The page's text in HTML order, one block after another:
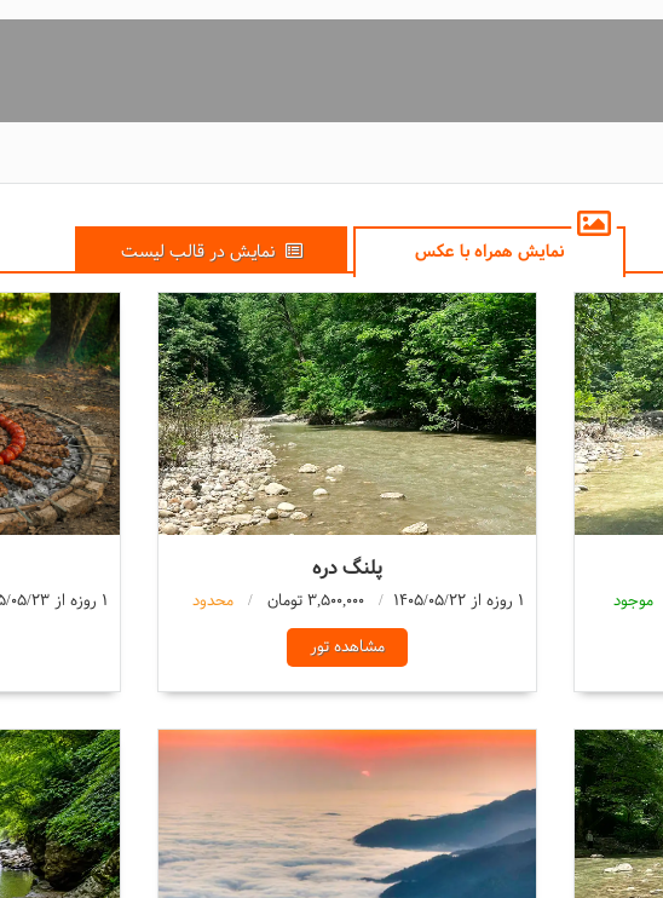
نمایش همراه با عکس نمایش در قالب لیست
موجود
پلنگ دره
1 روزه از 1405/05/22 3,500,000 تومان
محدود
مشاهده تور
1 روزه از 1405/05/23